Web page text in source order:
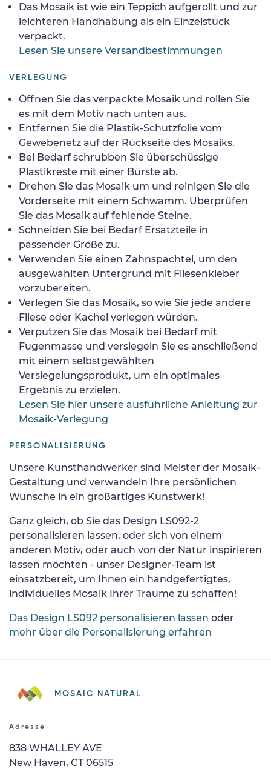
Das Mosaik ist wie ein Teppich aufgerollt und zur
leichteren Handhabung als ein Einzelstück
verpackt.
Lesen Sie unsere Versandbestimmungen
VERLEGUNG
Öffnen Sie das verpackte Mosaik und rollen Sie
es mit dem Motiv nach unten aus.
Entfernen Sie die Plastik-Schutzfolie vom
Gewebenetz auf der Rückseite des Mosaiks.
Bei Bedarf schrubben Sie überschüssige
Plastikreste mit einer Bürste ab.
Drehen Sie das Mosaik um und reinigen Sie die
Vorderseite mit einem Schwamm. Überprüfen
Sie das Mosaik auf fehlende Steine.
Schneiden Sie bei Bedarf Ersatzteile in
passender Größe zu.
Verwenden Sie einen Zahnspachtel, um den
ausgewählten Untergrund mit Fliesenkleber
vorzubereiten.
Verlegen Sie das Mosaik, so wie Sie jede andere
Fliese oder Kachel verlegen würden.
Verputzen Sie das Mosaik bei Bedarf mit
Fugenmasse und versiegeln Sie es anschließend
mit einem selbstgewählten
Versiegelungsprodukt, um ein optimales
Ergebnis zu erzielen.
Lesen Sie hier unsere ausführliche Anleitung zur
Mosaik-Verlegung
PERSONALISIERUNG
Unsere Kunsthandwerker sind Meister der Mosaik-
Gestaltung und verwandeln Ihre persönlichen
Wünsche in ein großartiges Kunstwerk!
Ganz gleich, ob Sie das Design LS092-2
personalisieren lassen, oder sich von einem
anderen Motiv, oder auch von der Natur inspirieren
lassen möchten - unser Designer-Team ist
einsatzbereit, um Ihnen ein handgefertigtes,
individuelles Mosaik Ihrer Träume zu schaffen!
Das Design LS092 personalisieren lassen oder
mehr über die Personalisierung erfahren
MOSAIC NATURAL
Adresse
838 WHALLEY AVE
New Haven, CT 06515